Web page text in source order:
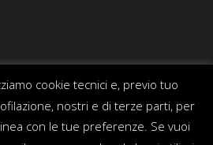
cookie tecnici e, previo tuo
nostri e di terze parti, per
con le tue preferenze. Se vuoi